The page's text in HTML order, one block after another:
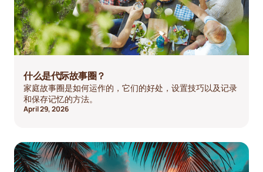
什么是代际故事圈？
家庭故事圈是如何运作的，它们的好处，设置技巧以及记录
和保存记忆的方法。
April 29, 2026